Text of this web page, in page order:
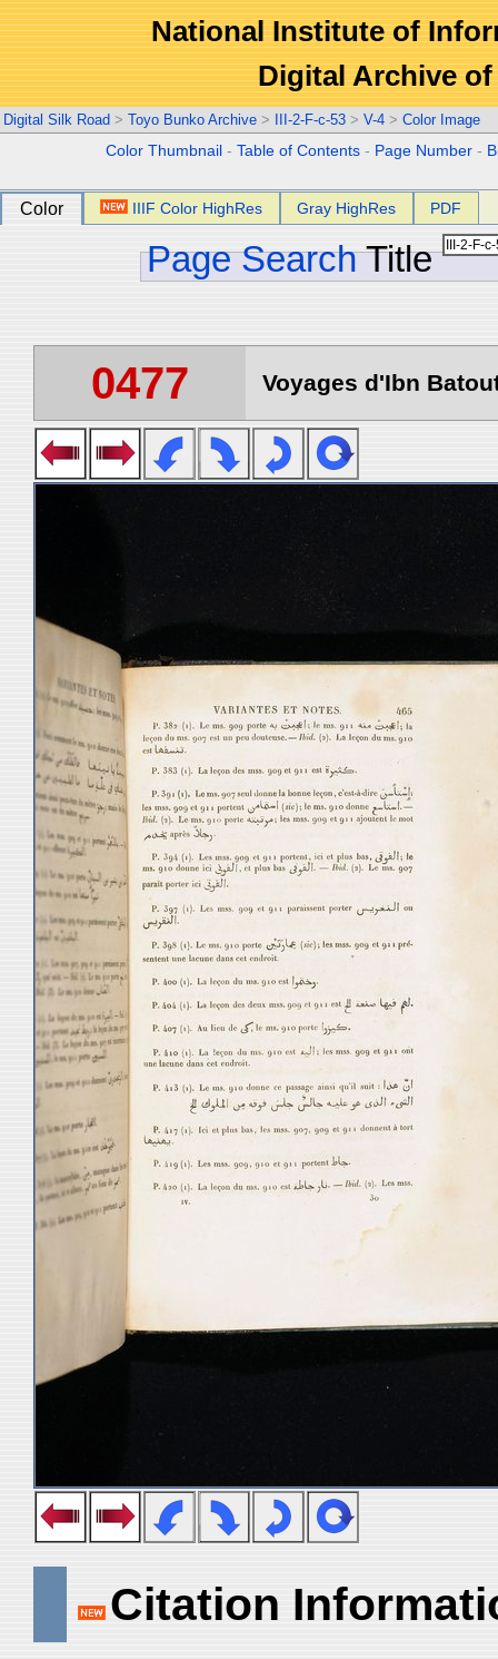
National Institute of
Digital Archive
Digital Silk Road > Toyo Bunko Archive > III-2-F-c-53 > V-4 > Color Image
Color Thumbnail -Table of Contents - Page Number -
Color IIIF Color HighRes Gray HighRes PDF
Page Search Title
0477 Voyages d'Ibn
Citation